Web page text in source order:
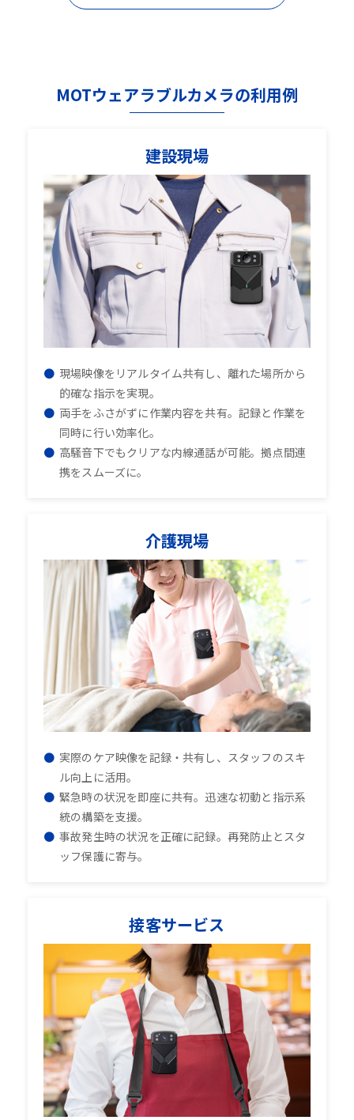
MOTウェアラブルカメラの利用例
建設現場
現場映像をリアルタイム共有し、離れた場所から
的確な指示を実現。
両手をふさがずに作業内容を共有。記録と作業を
同時に行い効率化。
高騒音下でもクリアな内線通話が可能。拠点間連
携をスムーズに。
介護現場
実際のケア映像を記録・共有し、スタッフのスキ
ル向上に活用。
緊急時の状況を即座に共有。迅速な初動と指示系
統の構築を支援。
事故発生時の状況を正確に記録。再発防止とスタ
ッフ保護に寄与。
接客サービス